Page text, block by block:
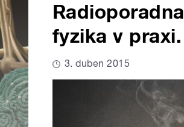
fyzika v
3. duben 2015